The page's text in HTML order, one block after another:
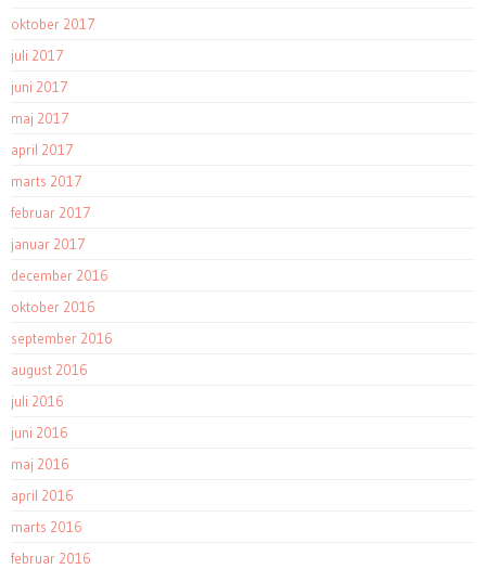
oktober 2017
juli 2017
juni 2017
maj 2017
april 2017
marts 2017
februar 2017
januar 2017
december 2016
oktober 2016
september 2016
august 2016
juli 2016
juni 2016
maj 2016
april 2016
marts 2016
februar 2016